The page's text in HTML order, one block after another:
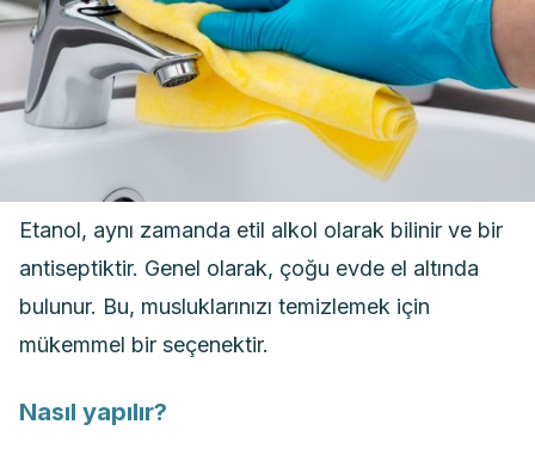
Etanol, aynı zamanda etil alkol olarak bilinir ve bir
antiseptiktir. Genel olarak, çoğu evde el altında
bulunur. Bu, musluklarınızı temizlemek için
mükemmel bir seçenektir.
Nasıl yapılır?